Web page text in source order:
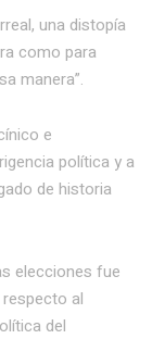
una distopía
como para
manera”.
e
política y a
de historia
elecciones fue
al
del